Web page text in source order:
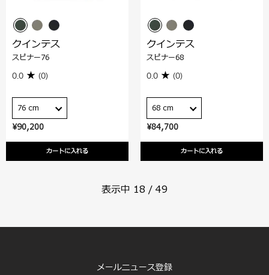
¥90,200
カートに入れる
クインテス
スピナー76
0.0 (0)
76 cm
¥84,700
カートに入れる
クインテス
スピナー68
0.0 (0)
68 cm
表示中 18 / 49
メールニュース登録